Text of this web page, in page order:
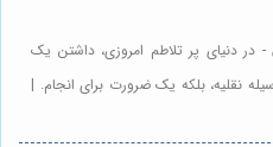
در دنیای پر تلاطم امروزی، داشتن یک
نقلیه، بلکه یک ضرورت برای انجام. |